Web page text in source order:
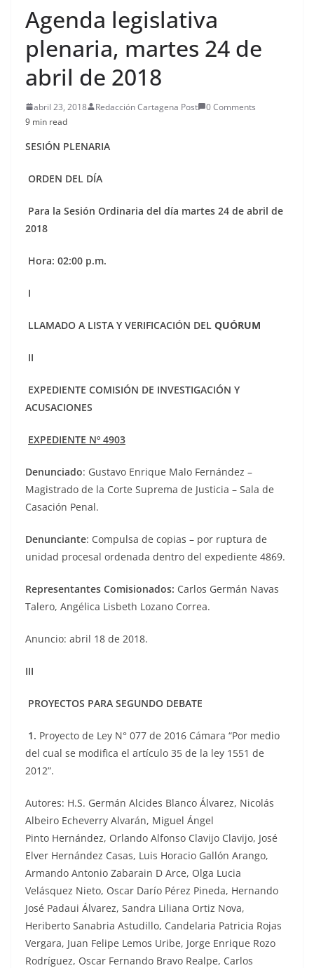
Agenda legislativa
plenaria, martes 24 de
abril de 2018
abril 23, 2018 Redacción Cartagena Post
0 Comments
9 min read
SESIÓN PLENARIA
ORDEN DEL DÍA
Para la Sesión Ordinaria del día martes 24 de abril de
2018
Hora: 02:00 p.m.
I
LLAMADO A LISTA Y VERIFICACIÓN DEL QUÓRUM
II
EXPEDIENTE COMISIÓN DE INVESTIGACIÓN Y
ACUSACIONES
EXPEDIENTE Nº 4903
Denunciado: Gustavo Enrique Malo Fernández –
Magistrado de la Corte Suprema de Justicia – Sala de
Casación Penal.
Denunciante: Compulsa de copias – por ruptura de
unidad procesal ordenada dentro del expediente 4869.
Representantes Comisionados: Carlos Germán Navas
Talero, Angélica Lisbeth Lozano Correa.
Anuncio: abril 18 de 2018.
III
PROYECTOS PARA SEGUNDO DEBATE
1. Proyecto de Ley N° 077 de 2016 Cámara “Por medio
del cual se modifica el artículo 35 de la ley 1551 de
2012”.
Autores: H.S. Germán Alcides Blanco Álvarez, Nicolás
Albeiro Echeverry Alvarán, Miguel Ángel
Pinto Hernández, Orlando Alfonso Clavijo Clavijo, José
Elver Hernández Casas, Luis Horacio Gallón Arango,
Armando Antonio Zabarain D Arce, Olga Lucia
Velásquez Nieto, Oscar Darío Pérez Pineda, Hernando
José Padaui Álvarez, Sandra Liliana Ortiz Nova,
Heriberto Sanabria Astudillo, Candelaria Patricia Rojas
Vergara, Juan Felipe Lemos Uribe, Jorge Enrique Rozo
Rodríguez, Oscar Fernando Bravo Realpe, Carlos